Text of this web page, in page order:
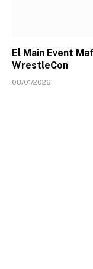
El Main Event
WrestleCon
08/01/2026